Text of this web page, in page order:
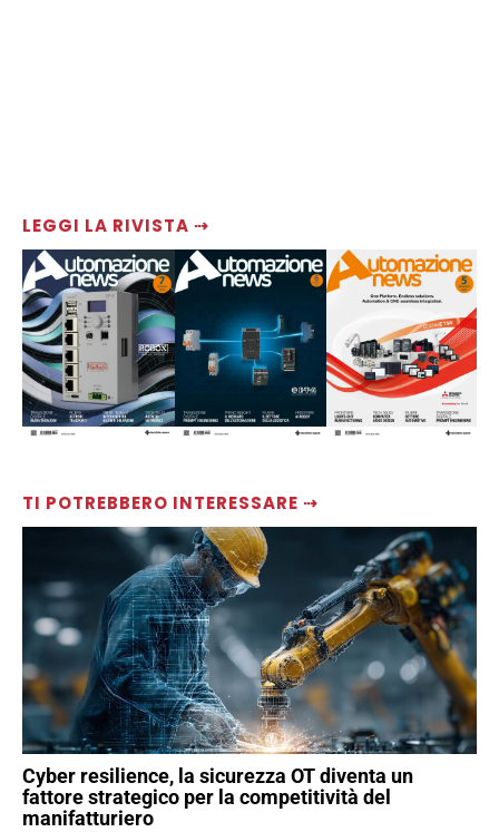
LEGGI LA RIVISTA ⇢
TI POTREBBERO INTERESSARE ⇢
Cyber resilience, la sicurezza OT diventa un
fattore strategico per la competitività del
manifatturiero